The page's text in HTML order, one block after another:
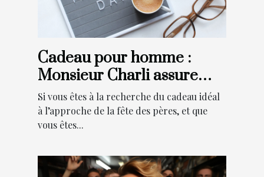
Cadeau pour homme :
Monsieur Charli assure
une livraison pour la fête
des pères !
Si vous êtes à la recherche du cadeau idéal
à l’approche de la fête des pères, et que
vous êtes...